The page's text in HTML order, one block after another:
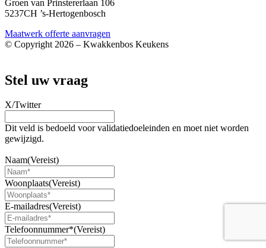
Groen van Prinstererlaan 106
5237CH ’s-Hertogenbosch
Maatwerk offerte aanvragen
© Copyright 2026 – Kwakkenbos Keukens
Stel uw vraag
X/Twitter
Dit veld is bedoeld voor validatiedoeleinden en moet niet worden
gewijzigd.
Naam(Vereist)
Woonplaats(Vereist)
E-mailadres(Vereist)
Telefoonnummer*(Vereist)